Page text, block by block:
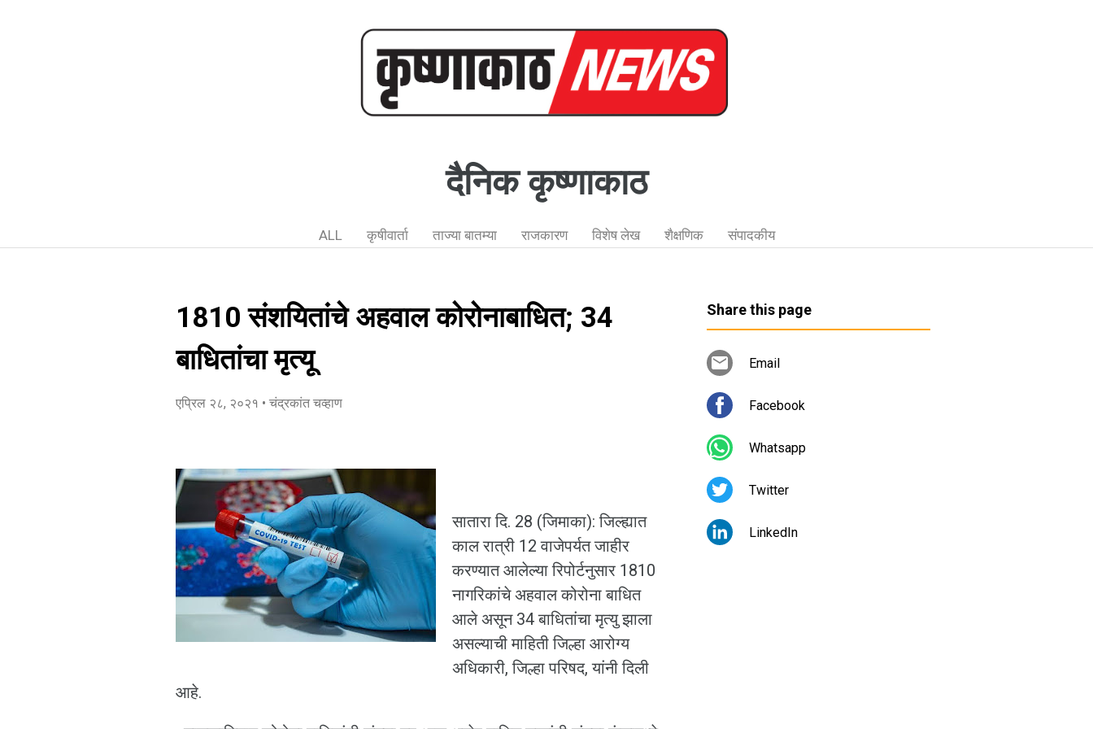
दैनिक कृष्णाकाठ
ALL कृषीवार्ता ताज्या बातम्या राजकारण विशेष लेख शैक्षणिक संपादकीय
1810 संशयितांचे अहवाल कोरोनाबाधित; 34
बाधितांचा मृत्यू
एप्रिल २८, २०२१ • चंद्रकांत चव्हाण
सातारा दि. 28 (जिमाका): जिल्ह्यात
काल रात्री 12 वाजेपर्यत जाहीर
करण्यात आलेल्या रिपोर्टनुसार 1810
नागरिकांचे अहवाल कोरोना बाधित
आले असून 34 बाधितांचा मृत्यु झाला
असल्याची माहिती जिल्हा आरोग्य
अधिकारी, जिल्हा परिषद, यांनी दिली
आहे.
Share this page
Email
Facebook
Whatsapp
Twitter
LinkedIn